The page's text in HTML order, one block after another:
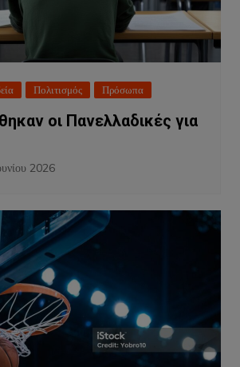
Πολιτισμός Πρόσωπα
οι Πανελλαδικές για
2026